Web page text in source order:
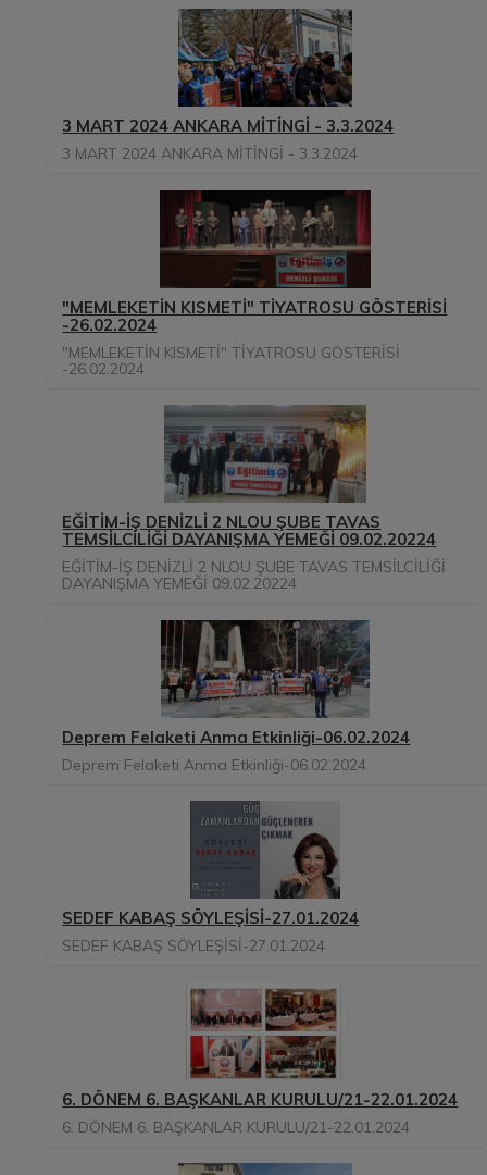
3 MART 2024 ANKARA MİTİNGİ - 3.3.2024
3 MART 2024 ANKARA MİTİNGİ - 3.3.2024
"MEMLEKETİN KISMETİ" TİYATROSU GÖSTERİSİ
-26.02.2024
"MEMLEKETİN KISMETİ" TİYATROSU GÖSTERİSİ
-26.02.2024
EĞİTİM-İŞ DENİZLİ 2 NLOU ŞUBE TAVAS
TEMSİLCİLİĞİ DAYANIŞMA YEMEĞİ 09.02.20224
EĞİTİM-İŞ DENİZLİ 2 NLOU ŞUBE TAVAS TEMSİLCİLİĞİ
DAYANIŞMA YEMEĞİ 09.02.20224
Deprem Felaketi Anma Etkinliği-06.02.2024
Deprem Felaketi Anma Etkinliği-06.02.2024
SEDEF KABAŞ SÖYLEŞİSİ-27.01.2024
SEDEF KABAŞ SÖYLEŞİSİ-27.01.2024
6. DÖNEM 6. BAŞKANLAR KURULU/21-22.01.2024
6. DÖNEM 6. BAŞKANLAR KURULU/21-22.01.2024